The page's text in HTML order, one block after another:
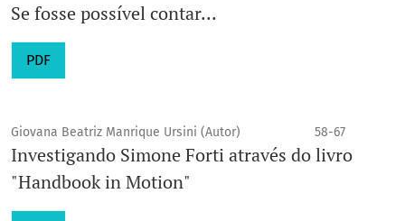
Se fosse possível contar...
PDF
Giovana Beatriz Manrique Ursini (Autor) 58-67
Investigando Simone Forti através do livro
"Handbook in Motion"